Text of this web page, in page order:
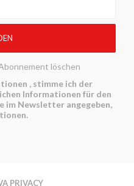
löschen
, stimme ich der
Informationen für den
im Newsletter angegeben,
PRIVACY